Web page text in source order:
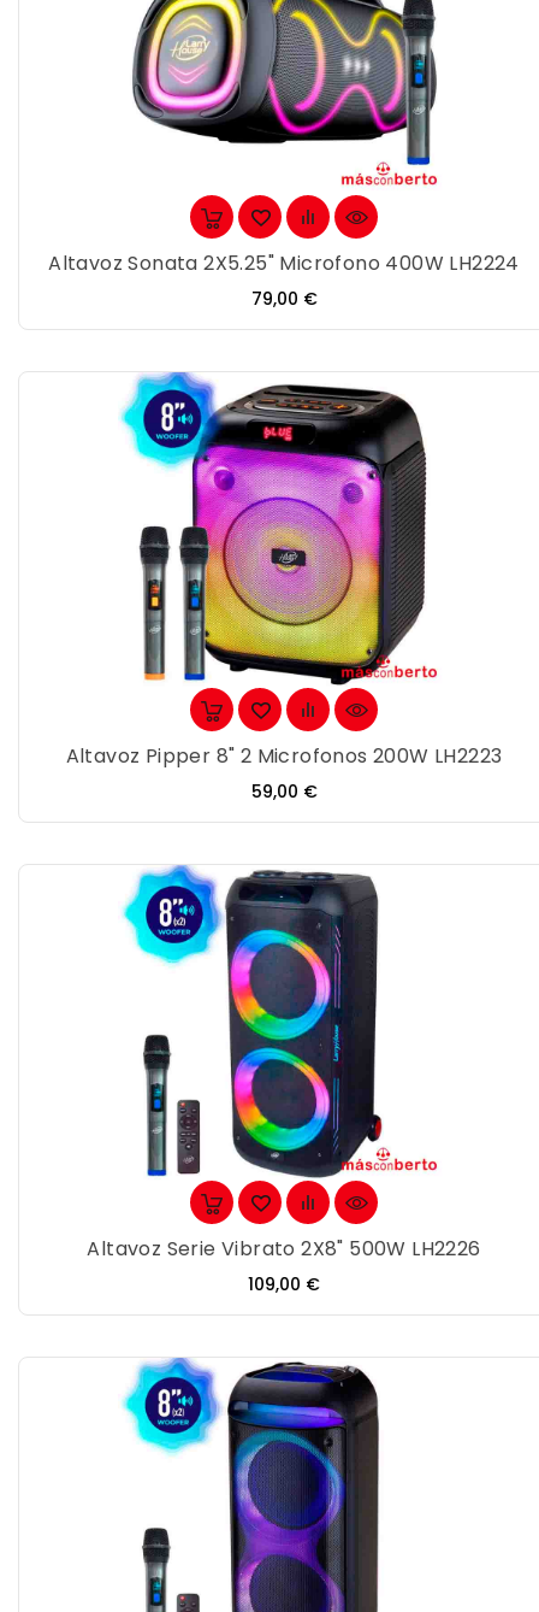
Altavoz Sonata 2X5.25" Microfono 400W LH2224
Precio
79,00 €
Altavoz Pipper 8" 2 Microfonos 200W LH2223
Precio
59,00 €
Altavoz Serie Vibrato 2X8" 500W LH2226
Precio
109,00 €